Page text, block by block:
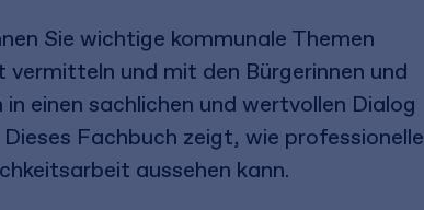
Sie wichtige kommunale Themen
vermitteln und mit den Bürgerinnen und
in einen sachlichen und wertvollen Dialog
Fachbuch zeigt, wie professionelle
aussehen kann.